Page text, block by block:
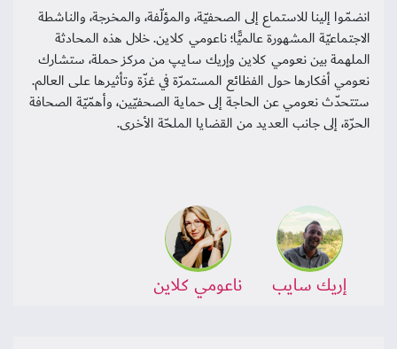
انضمّوا إلينا للاستماع إلى الصحفيّة، والمؤلّفة، والمخرجة، والناشطة
الاجتماعيّة المشهورة عالميًّا؛ ناعومي كلاين. خلال هذه المحادثة
الملهمة بين نعومي كلاين وإريك سايـﭗ من مركز حملة، ستشارك
نعومي أفكارها حول الفظائع المستمرّة في غزّة وتأثيرها على العالم.
ستتحدّث نعومي عن الحاجة إلى حماية الصحفيّين، وأهمّيّة الصحافة
الحرّة، إلى جانب العديد من القضايا الملحّة الأخرى.
إريك سايب ناعومي كلاين